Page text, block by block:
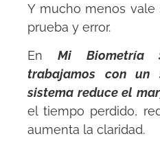
Y mucho menos vale
prueba y error.
EnMi Biometría
trabajamos con un
sistema reduce el
el tiempo perdido,
aumenta la claridad.